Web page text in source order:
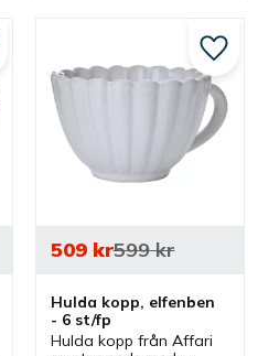
till i favoriter
Hulda kopp, elfenben
- 6 st/fp
Hulda kopp från Affari
509kr599kr
Lägg